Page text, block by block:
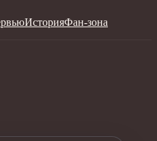
ИсторияФан-зона